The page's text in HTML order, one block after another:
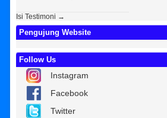
Isi Testimoni →
Pengujung Website
Follow Us
Instagram
Facebook
Twitter